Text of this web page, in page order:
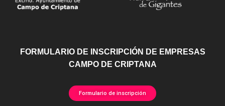
FORMULARIO DE INSCRIPCIÓN DE EMPRESAS
CAMPO DE CRIPTANA
Formulario de inscripción